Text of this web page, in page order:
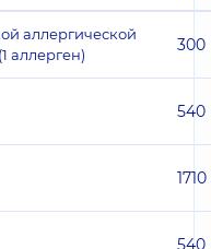
аллергической
аллерген)
300
540
1710
540